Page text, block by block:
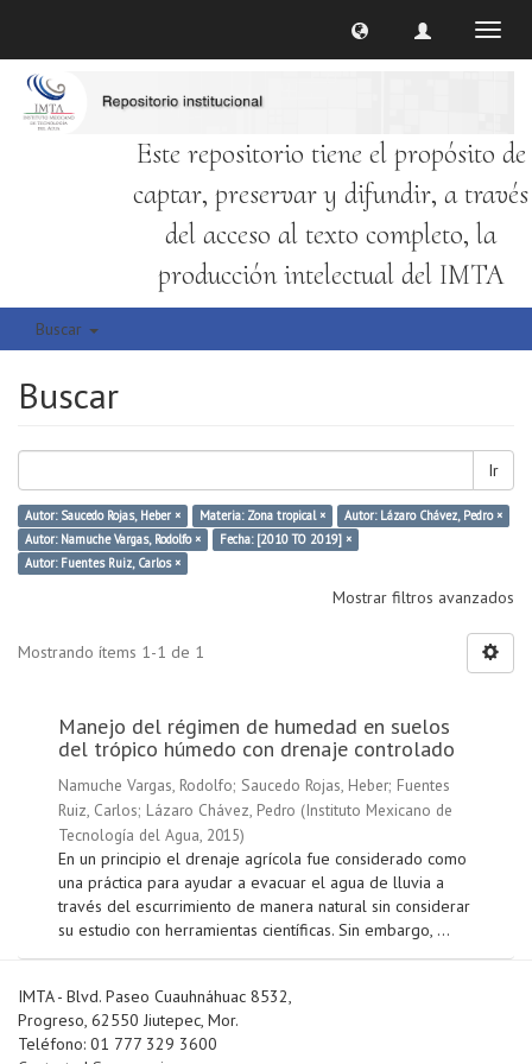
Este repositorio tiene el propósito de
captar, preservar y difundir, a través
del acceso al texto completo, la
producción intelectual del IMTA
Buscar
Buscar
Ir
Autor: Saucedo Rojas, Heber × Materia: Zona tropical ×
Autor: Lázaro Chávez, Pedro ×
Autor: Namuche Vargas, Rodolfo ×
Fecha: [2010 TO 2019] ×
Autor: Fuentes Ruiz, Carlos ×
Mostrar filtros avanzados
Mostrando ítems 1-1 de 1
Manejo del régimen de humedad en suelos
del trópico húmedo con drenaje controlado
Namuche Vargas, Rodolfo; Saucedo Rojas, Heber; Fuentes
Ruiz, Carlos; Lázaro Chávez, Pedro (Instituto Mexicano de
Tecnología del Agua, 2015)
En un principio el drenaje agrícola fue considerado como
una práctica para ayudar a evacuar el agua de lluvia a
través del escurrimiento de manera natural sin considerar
su estudio con herramientas científicas. Sin embargo, ...
IMTA - Blvd. Paseo Cuauhnáhuac 8532,
Progreso, 62550 Jiutepec, Mor.
Teléfono: 01 777 329 3600